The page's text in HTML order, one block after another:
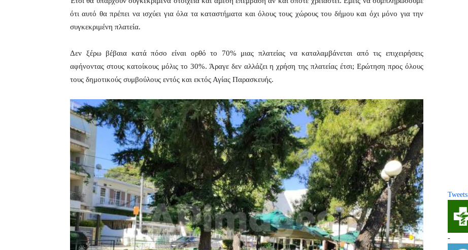
ότι αυτό θα πρέπει να ισχύει για όλα τα καταστήματα και όλους τους χώρους του δήμου και όχι μόνο για την
συγκεκριμένη πλατεία.
Δεν ξέρω βέβαια κατά πόσο είναι ορθό το 70% μιας πλατείας να καταλαμβάνεται από τις επιχειρήσεις
αφήνοντας στους κατοίκους μόλις το 30%. Άραγε δεν αλλάζει η χρήση της πλατείας έτσι; Ερώτηση προς όλους
τους δημοτικούς συμβούλους εντός και εκτός Αγίας Παρασκευής.
-